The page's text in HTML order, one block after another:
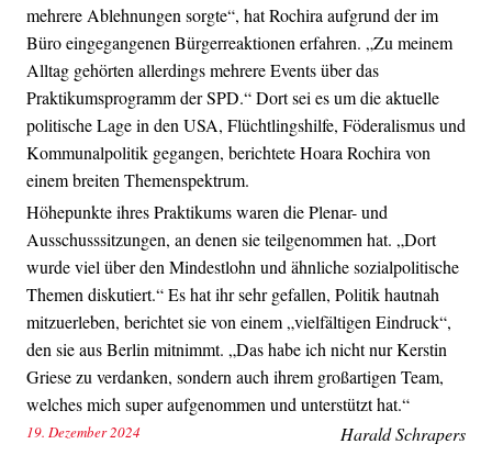
mehrere Ablehnungen sorgte“, hat Rochira aufgrund der im
Büro eingegangenen Bürgerreaktionen erfahren. „Zu meinem
Alltag gehörten allerdings mehrere Events über das
Praktikumsprogramm der SPD.“ Dort sei es um die aktuelle
politische Lage in den USA, Flüchtlingshilfe, Föderalismus und
Kommunalpolitik gegangen, berichtete Hoara Rochira von
einem breiten Themenspektrum.
Höhepunkte ihres Praktikums waren die Plenar- und
Ausschusssitzungen, an denen sie teilgenommen hat. „Dort
wurde viel über den Mindestlohn und ähnliche sozialpolitische
Themen diskutiert.“ Es hat ihr sehr gefallen, Politik hautnah
mitzuerleben, berichtet sie von einem „vielfältigen Eindruck“,
den sie aus Berlin mitnimmt. „Das habe ich nicht nur Kerstin
Griese zu verdanken, sondern auch ihrem großartigen Team,
welches mich super aufgenommen und unterstützt hat.“
Harald Schrapers
19. Dezember 2024